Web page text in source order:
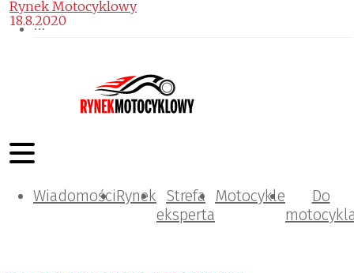
WiadomościRynek Strefa
eksperta
Motocykle
Do
Rynek Motocyklowy
18.8.2020